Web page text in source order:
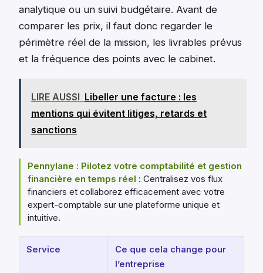
analytique ou un suivi budgétaire. Avant de
comparer les prix, il faut donc regarder le
périmètre réel de la mission, les livrables prévus
et la fréquence des points avec le cabinet.
LIRE AUSSI Libeller une facture : les
mentions qui évitent litiges, retards et
sanctions
Pennylane : Pilotez votre comptabilité et gestion
financière en temps réel : Centralisez vos flux
financiers et collaborez efficacement avec votre
expert-comptable sur une plateforme unique et
intuitive.
Service
Ce que cela change pour
l’entreprise